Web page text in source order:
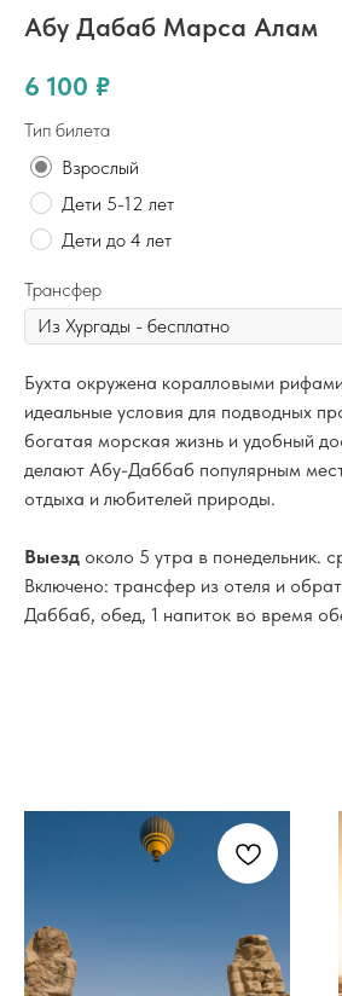
Абу Дабаб Марса Алам
6 100 ₽
Тип билета
Взрослый
Дети 5-12 лет
Дети до 4 лет
Трансфер
Бухта окружена коралловыми
идеальные условия для подводных
богатая морская жизнь и удобный
делают Абу-Даббаб популярным
отдыха и любителей природы.
Выезд около 5 утра в понедельник.
Включено: трансфер из отеля и
Даббаб, обед, 1 напиток во время